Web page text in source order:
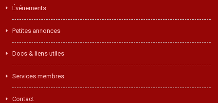
Événements
Petites annonces
Docs & liens utiles
Services membres
Contact